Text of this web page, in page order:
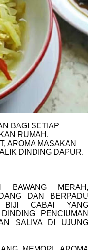
BAGI SETIAP
RUMAH.
AROMA MASAKAN
DINDING DAPUR.
BAWANG MERAH,
DAN BERPADU
BIJI CABAI YANG
PENCIUMAN
SALIVA DI UJUNG